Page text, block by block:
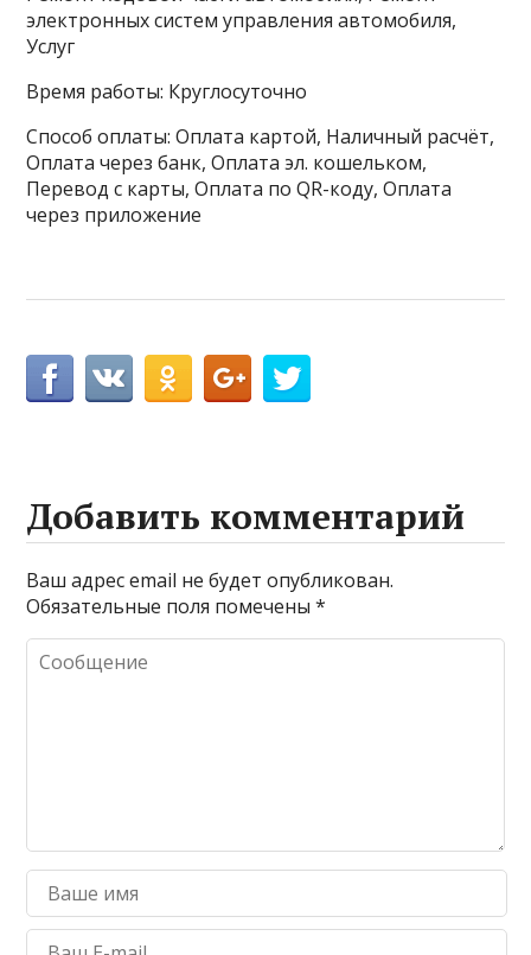
электронных систем управления автомобиля,
Услуг
Время работы: Круглосуточно
Способ оплаты: Оплата картой, Наличный расчёт,
Оплата через банк, Оплата эл. кошельком,
Перевод с карты, Оплата по QR-коду, Оплата
через приложение
Добавить комментарий
Ваш адрес email не будет опубликован.
Обязательные поля помечены*